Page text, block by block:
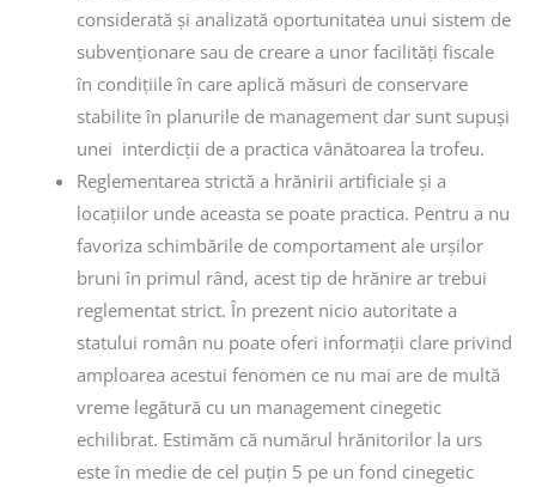
considerată și analizată oportunitatea unui sistem de
subvenționare sau de creare a unor facilități fiscale
în condițiile în care aplică măsuri de conservare
stabilite în planurile de management dar sunt supuși
unei interdicții de a practica vânătoarea la trofeu.
Reglementarea strictă a hrănirii artificiale și a
locațiilor unde aceasta se poate practica. Pentru a nu
favoriza schimbările de comportament ale urșilor
bruni în primul rând, acest tip de hrănire ar trebui
reglementat strict. În prezent nicio autoritate a
statului român nu poate oferi informații clare privind
amploarea acestui fenomen ce nu mai are de multă
vreme legătură cu un management cinegetic
echilibrat. Estimăm că numărul hrănitorilor la urs
este în medie de cel puțin 5 pe un fond cinegetic